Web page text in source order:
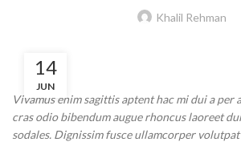
Khalil Rehman
14
JUN
Vivamus enim sagittis aptent hac mi dui a per
cras odio bibendum augue rhoncus laoreet
sodales. Dignissim fusce ullamcorper